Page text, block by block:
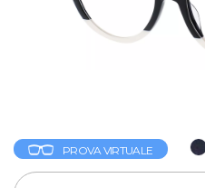
PROVA VIRTUALE